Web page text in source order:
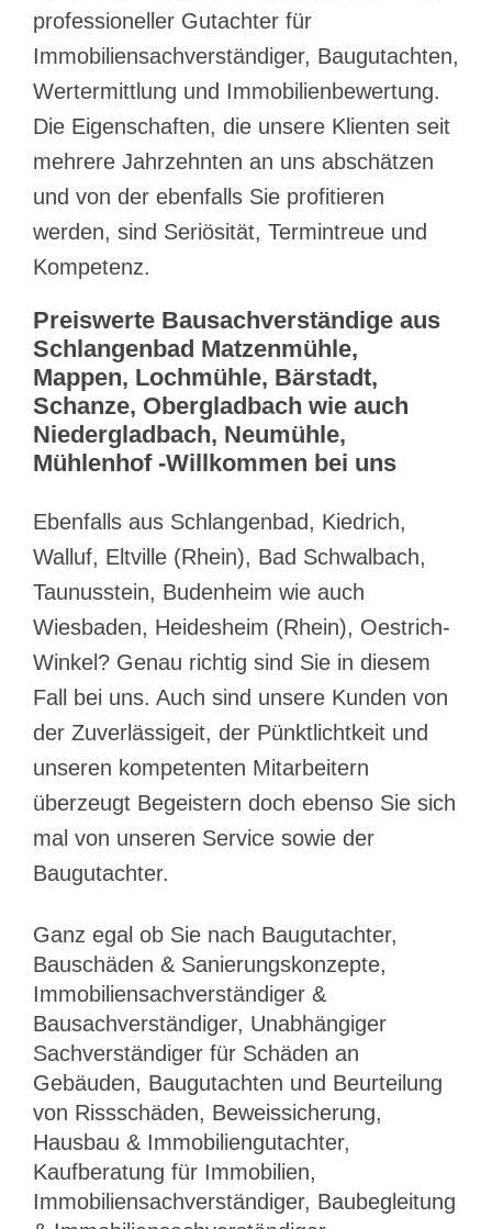
professioneller Gutachter für
Immobiliensachverständiger, Baugutachten,
Wertermittlung und Immobilienbewertung.
Die Eigenschaften, die unsere Klienten seit
mehrere Jahrzehnten an uns abschätzen
und von der ebenfalls Sie profitieren
werden, sind Seriösität, Termintreue und
Kompetenz.
Preiswerte Bausachverständige aus
Schlangenbad Matzenmühle,
Mappen, Lochmühle, Bärstadt,
Schanze, Obergladbach wie auch
Niedergladbach, Neumühle,
Mühlenhof -Willkommen bei uns
Ebenfalls aus Schlangenbad, Kiedrich,
Walluf, Eltville (Rhein), Bad Schwalbach,
Taunusstein, Budenheim wie auch
Wiesbaden, Heidesheim (Rhein), Oestrich-
Winkel? Genau richtig sind Sie in diesem
Fall bei uns. Auch sind unsere Kunden von
der Zuverlässigeit, der Pünktlichtkeit und
unseren kompetenten Mitarbeitern
überzeugt Begeistern doch ebenso Sie sich
mal von unseren Service sowie der
Baugutachter.
Ganz egal ob Sie nach Baugutachter,
Bauschäden & Sanierungskonzepte,
Immobiliensachverständiger &
Bausachverständiger, Unabhängiger
Sachverständiger für Schäden an
Gebäuden, Baugutachten und Beurteilung
von Rissschäden, Beweissicherung,
Hausbau & Immobiliengutachter,
Kaufberatung für Immobilien,
Immobiliensachverständiger, Baubegleitung